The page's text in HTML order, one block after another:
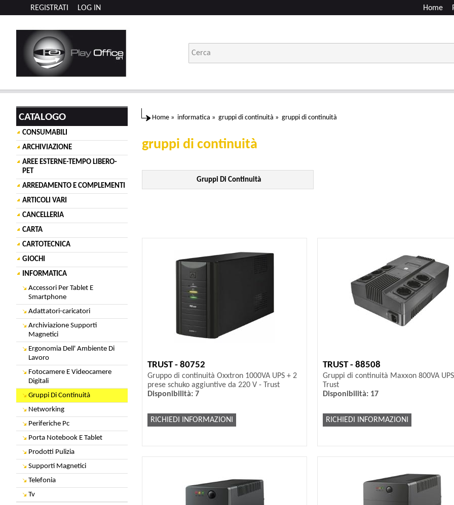
LOG IN
REGISTRATI Home
CATALOGO
CONSUMABILI
ARCHIVIAZIONE
AREE ESTERNE-TEMPO LIBERO-
PET
ARREDAMENTO E COMPLEMENTI
ARTICOLI VARI
CANCELLERIA
CARTA
CARTOTECNICA
GIOCHI
INFORMATICA
Accessori Per Tablet E
Smartphone
Adattatori-caricatori
Archiviazione Supporti
Magnetici
Ergonomia Dell' Ambiente Di
Lavoro
Fotocamere E Videocamere
Digitali
Gruppi Di Continuità
Networking
Periferiche Pc
Porta Notebook E Tablet
Prodotti Pulizia
Supporti Magnetici
Telefonia
Tv
Home » informatica » gruppi di continuità » gruppi di continuità
gruppi di continuità
Gruppi Di Continuità
TRUST - 80752
Gruppo di continuità Oxxtron 1000VA UPS + 2
prese schuko aggiuntive da 220 V - Trust
Disponibilità: 7
RICHIEDI INFORMAZIONI
TRUST - 88508
Gruppi di continuità Maxxon 800VA
Trust
Disponibilità: 17
RICHIEDI INFORMAZIONI